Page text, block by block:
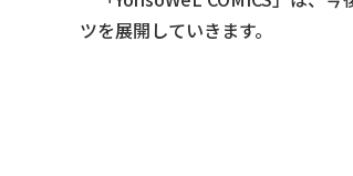
ツを展開していきます。